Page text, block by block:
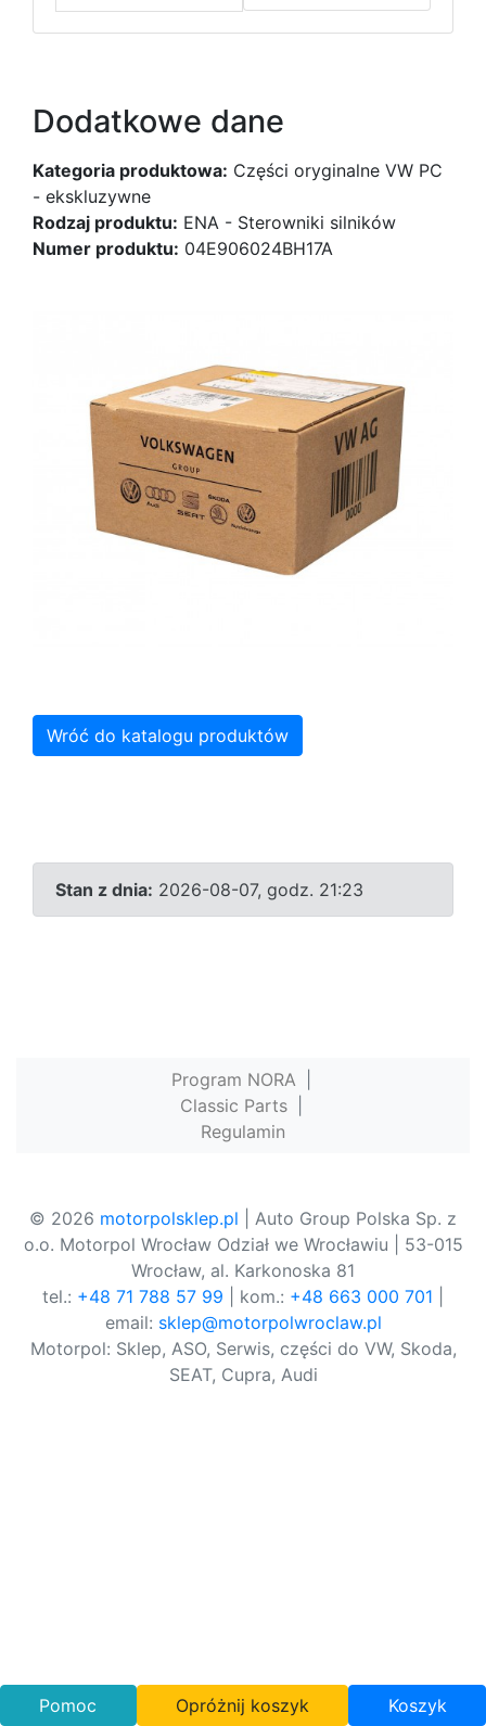
Dodatkowe dane
Kategoria produktowa: Części oryginalne VW PC
- ekskluzywne
Rodzaj produktu: ENA - Sterowniki silników
Numer produktu: 04E906024BH17A
Wróć do katalogu produktów
Stan z dnia: 2026-08-07, godz. 21:23
Program NORA
Classic Parts
Regulamin
© 2026 motorpolsklep.pl | Auto Group Polska Sp. z
o.o. Motorpol Wrocław Odział we Wrocławiu | 53-015
Wrocław, al. Karkonoska 81
tel.: +48 71 788 57 99 | kom.: +48 663 000 701
email: sklep@motorpolwroclaw.pl
Motorpol: Sklep, ASO, Serwis, części do VW, Skoda,
SEAT, Cupra, Audi
Pomoc Opróżnij koszyk Koszyk